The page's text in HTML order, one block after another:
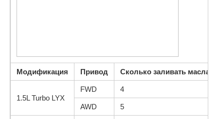
Модификация Привод Сколько заливать масла
1.5L Turbo LYX
FWD 4
AWD 5